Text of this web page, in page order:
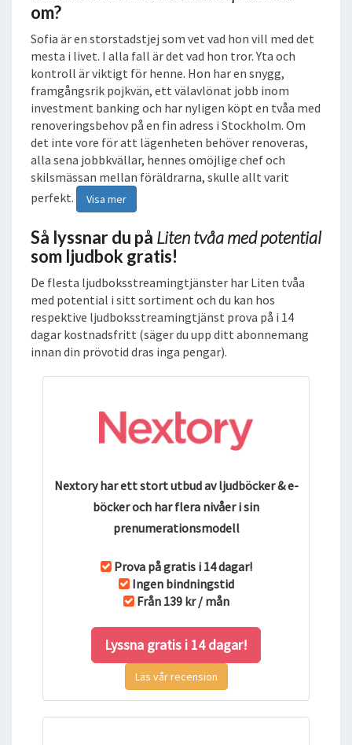
O
K
om?
Sofia är en storstadstjej som vet vad hon vill med det
mesta i livet. I alla fall är det vad hon tror. Yta och
kontroll är viktigt för henne. Hon har en snygg,
framgångsrik pojkvän, ett välavlönat jobb inom
investment banking och har nyligen köpt en tvåa med
renoveringsbehov på en fin adress i Stockholm. Om
det inte vore för att lägenheten behöver renoveras,
alla sena jobbkvällar, hennes omöjlige chef och
skilsmässan mellan föräldrarna, skulle allt varit
perfekt.
Visa mer
Så lyssnar du på Liten tvåa med potential
som ljudbok gratis!
De flesta ljudboksstreamingtjänster har Liten tvåa
med potential i sitt sortiment och du kan hos
respektive ljudboksstreamingtjänst prova på i 14
dagar kostnadsfritt (säger du upp ditt abonnemang
innan din prövotid dras inga pengar).
Nextory har ett stort utbud av ljudböcker & e-
böcker och har flera nivåer i sin
prenumerationsmodell
Prova på gratis i 14 dagar!
Ingen bindningstid
Från 139 kr / mån
Lyssna gratis i 14 dagar!
Läs vår recension